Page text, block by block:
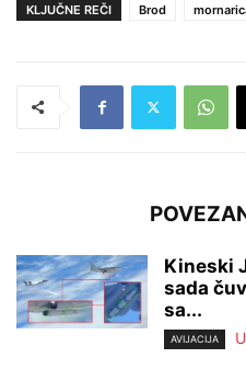
KLJUČNE REČI Brod
Kineski
sada
sa...
AVIJACIJA